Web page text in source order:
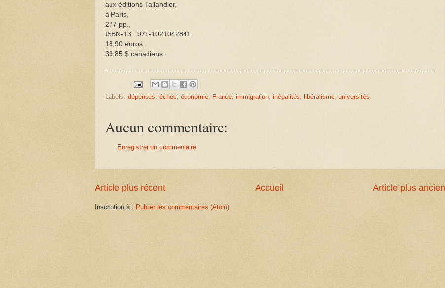
aux éditions Tallandier,
à Paris,
277 pp.,
ISBN-13 : 979-1021042841
18,90 euros.
39,85 $ canadiens.
Labels: dépenses, échec, économie, France, immigration, inégalités, libéralisme, universités
Aucun commentaire:
Enregistrer un commentaire
Article plus récent Article plus ancien
Accueil
Inscription à : Publier les commentaires (Atom)